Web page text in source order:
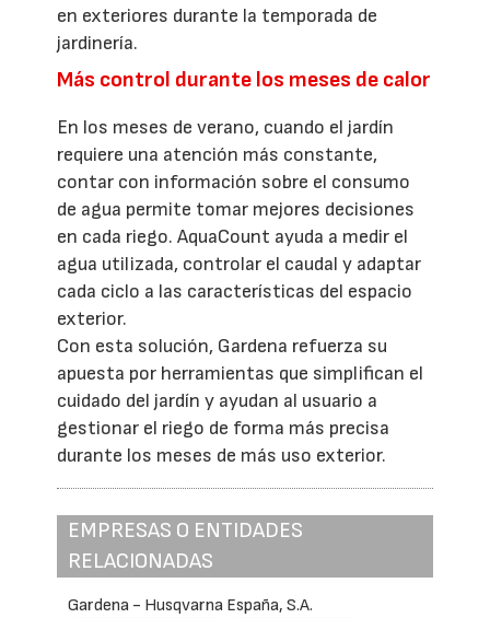
en exteriores durante la temporada de
jardinería.
Más control durante los meses de calor
En los meses de verano, cuando el jardín
requiere una atención más constante,
contar con información sobre el consumo
de agua permite tomar mejores decisiones
en cada riego. AquaCount ayuda a medir el
agua utilizada, controlar el caudal y adaptar
cada ciclo a las características del espacio
exterior.
Con esta solución, Gardena refuerza su
apuesta por herramientas que simplifican el
cuidado del jardín y ayudan al usuario a
gestionar el riego de forma más precisa
durante los meses de más uso exterior.
EMPRESAS O ENTIDADES
RELACIONADAS
Gardena - Husqvarna España, S.A.